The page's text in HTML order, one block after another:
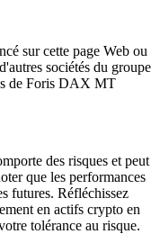
sur cette page Web ou
sociétés du groupe
de Foris DAX MT
des risques et peut
que les performances
futures. Réfléchissez
en actifs crypto en
tolérance au risque.